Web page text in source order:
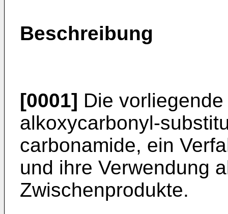
Beschreibung
[0001] Die
alkoxycarbonyl-
carbonamide, ein
und ihre Verwendung
Zwischenprodukte.